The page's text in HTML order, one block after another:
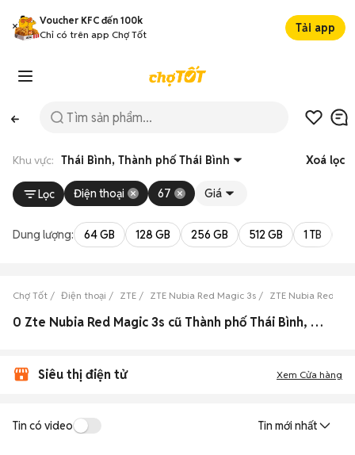
Voucher KFC đến 100k
Chỉ có trên app Chợ Tốt
Tải app
Khu vực: Thái Bình, Thành phố Thái Bình Xoá lọc
Lọc Điện thoại 67 Giá
Dung lượng: 64 GB 128 GB 256 GB 512 GB 1 TB
Chợ Tốt Điện thoại ZTE ZTE Nubia Red Magic 3s ZTE Nubia Red
0 Zte Nubia Red Magic 3s cũ Thành phố Thái Bình, Thái Bình đẹp
Siêu thị điện tử Xem Cửa hàng
Tin có video Tin mới nhất